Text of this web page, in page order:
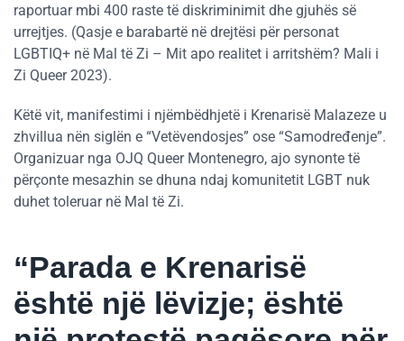
raportuar mbi 400 raste të diskriminimit dhe gjuhës së
urrejtjes. (Qasje e barabartë në drejtësi për personat
LGBTIQ+ në Mal të Zi – Mit apo realitet i arritshëm? Mali i
Zi Queer 2023).
Këtë vit, manifestimi i njëmbëdhjetë i Krenarisë Malazeze u
zhvillua nën siglën e “Vetëvendosjes” ose “Samodređenje”.
Organizuar nga OJQ Queer Montenegro, ajo synonte të
përçonte mesazhin se dhuna ndaj komunitetit LGBT nuk
duhet toleruar në Mal të Zi.
“Parada e Krenarisë
është një lëvizje; është